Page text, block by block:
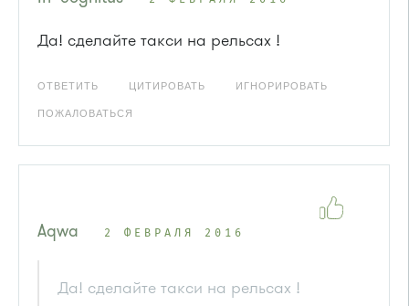
Да! сделайте такси на рельсах !
ОТВЕТИТЬ ЦИТИРОВАТЬ ИГНОРИРОВАТЬ
ПОЖАЛОВАТЬСЯ
Aqwa 2 ФЕВРАЛЯ 2016
Да! сделайте такси на рельсах !